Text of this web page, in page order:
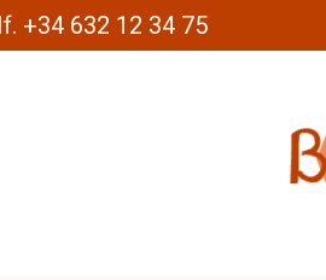
+34 632 12 34 75